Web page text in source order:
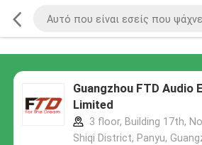
Guangzhou FTD Audio
Limited
3 floor, Building 17th,
Shiqi District, Panyu,